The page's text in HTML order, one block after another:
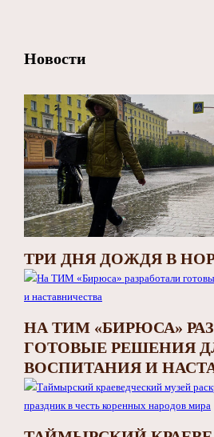
Новости
ТРИ ДНЯ ДОЖДЯ В
НА ТИМ «БИРЮСА»
ГОТОВЫЕ РЕШЕНИЯ
ВОСПИТАНИЯ И